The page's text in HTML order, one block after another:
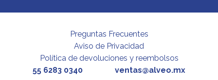
Preguntas Frecuentes
Aviso de Privacidad
Política de devoluciones y reembolsos
55 6283 0340
ventas@alveo.mx